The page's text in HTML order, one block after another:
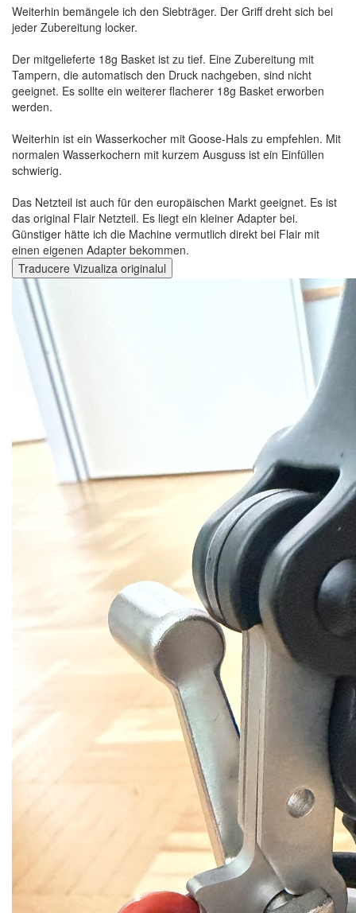
Weiterhin bemängele ich den Siebträger. Der Griff dreht sich bei
jeder Zubereitung locker.
Der mitgelieferte 18g Basket ist zu tief. Eine Zubereitung mit
Tampern, die automatisch den Druck nachgeben, sind nicht
geeignet. Es sollte ein weiterer flacherer 18g Basket erworben
werden.
Weiterhin ist ein Wasserkocher mit Goose-Hals zu empfehlen. Mit
normalen Wasserkochern mit kurzem Ausguss ist ein Einfüllen
schwierig.
Das Netzteil ist auch für den europäischen Markt geeignet. Es ist
das original Flair Netzteil. Es liegt ein kleiner Adapter bei.
Günstiger hätte ich die Machine vermutlich direkt bei Flair mit
einen eigenen Adapter bekommen.
Traducere Vizualiza originalul